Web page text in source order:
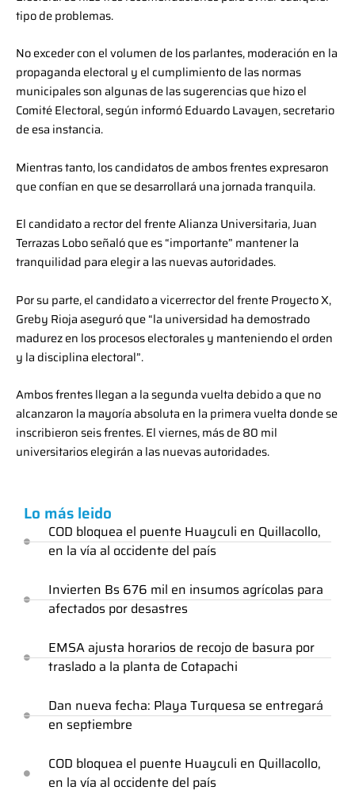
tipo de problemas.
No exceder con el volumen de los parlantes, moderación en la
propaganda electoral y el cumplimiento de las normas
municipales son algunas de las sugerencias que hizo el
Comité Electoral, según informó Eduardo Lavayen, secretario
de esa instancia.
Mientras tanto, los candidatos de ambos frentes expresaron
que confían en que se desarrollará una jornada tranquila.
El candidato a rector del frente Alianza Universitaria, Juan
Terrazas Lobo señaló que es “importante” mantener la
tranquilidad para elegir a las nuevas autoridades.
Por su parte, el candidato a vicerrector del frente Proyecto X,
Greby Rioja aseguró que “la universidad ha demostrado
madurez en los procesos electorales y manteniendo el orden
y la disciplina electoral”.
Ambos frentes llegan a la segunda vuelta debido a que no
alcanzaron la mayoría absoluta en la primera vuelta donde se
inscribieron seis frentes. El viernes, más de 80 mil
universitarios elegirán a las nuevas autoridades.
Lo más leido
COD bloquea el puente Huayculi en Quillacollo,
en la vía al occidente del país
Invierten Bs 676 mil en insumos agrícolas para
afectados por desastres
EMSA ajusta horarios de recojo de basura por
traslado a la planta de Cotapachi
Dan nueva fecha: Playa Turquesa se entregará
en septiembre
COD bloquea el puente Huayculi en Quillacollo,
en la vía al occidente del país